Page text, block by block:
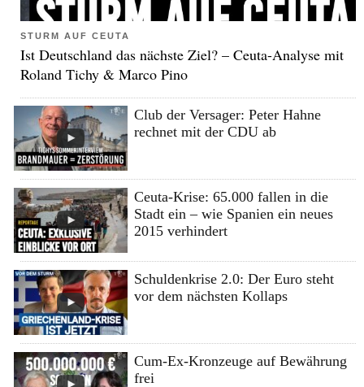
STURM AUF CEUTA
Ist Deutschland das nächste Ziel? – Ceuta-Analyse mit
Roland Tichy & Marco Pino
Club der Versager: Peter Hahne
rechnet mit der CDU ab
Ceuta-Krise: 65.000 fallen in die
Stadt ein – wie Spanien ein neues
2015 verhindert
Schuldenkrise 2.0: Der Euro steht
vor dem nächsten Kollaps
Cum-Ex-Kronzeuge auf Bewährung
frei